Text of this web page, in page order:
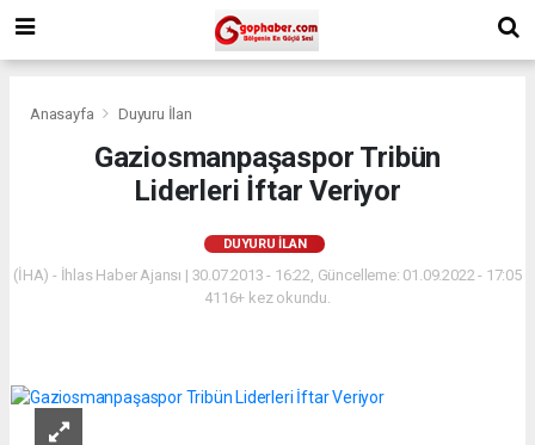
Anasayfa Duyuru İlan
Gaziosmanpaşaspor Tribün
Liderleri İftar Veriyor
DUYURU İLAN
(İHA) - İhlas Haber Ajansı | 30.07.2013 - 16:22, Güncelleme: 01.09.2022 - 17:05
4116+ kez okundu.